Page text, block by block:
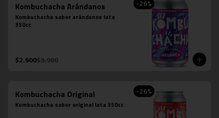
-26%
Kombuchacha Arándanos
Kombuchacha sabor arándanos lata
350cc
$2.900$3.900
-26%
Kombuchacha Original
Kombuchacha sabor original lata 350cc